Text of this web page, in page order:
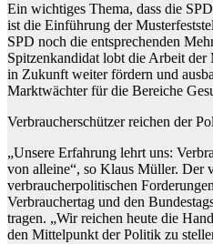
Ein wichtiges Thema, dass die
ist die Einführung der
SPD noch die entsprechenden
Spitzenkandidat lobt die Arbeit
in Zukunft weiter fördern und
Marktwächter für die Bereiche
Verbraucherschützer reichen der
„Unsere Erfahrung lehrt uns:
von alleine“, so Klaus Müller. Der
verbraucherpolitischen
Verbrauchertag und den
tragen. „Wir reichen heute die
den Mittelpunkt der Politik zu